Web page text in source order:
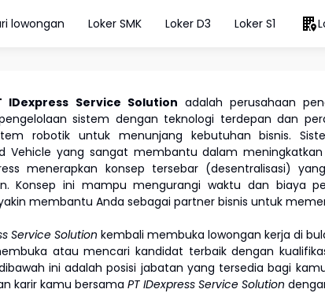
lowongan Loker SMK Loker D3 Loker S1
IDexpress Service Solution adalah perusahaan
sistem dengan teknologi terdepan dan
robotik untuk menunjang kebutuhan bisnis.
Vehicle yang sangat membantu dalam
menerapkan konsep tersebar (desentralisasi)
Konsep ini mampu mengurangi waktu dan biaya
membantu Anda sebagai partner bisnis untuk
Service Solution kembali membuka lowongan kerja di
atau mencari kandidat terbaik dengan
ini adalah posisi jabatan yang tersedia bagi
karir kamu bersama PT IDexpress Service Solution